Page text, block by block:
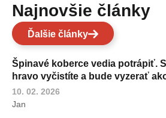
Najnovšie články
Ďalšie články
Špinavé koberce vedia potrápiť.
hravo vyčistíte a bude vyzerať
10. 02. 2026
Jan